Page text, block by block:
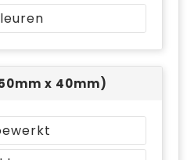
x 40mm)